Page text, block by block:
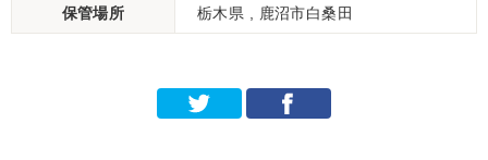
保管場所 栃木県 , 鹿沼市白桑田